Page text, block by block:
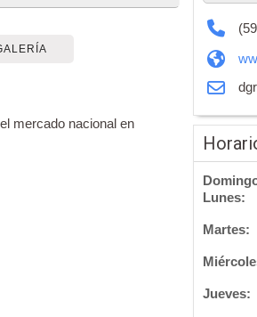
mercado nacional en
Lunes:
Martes:
Jueves: